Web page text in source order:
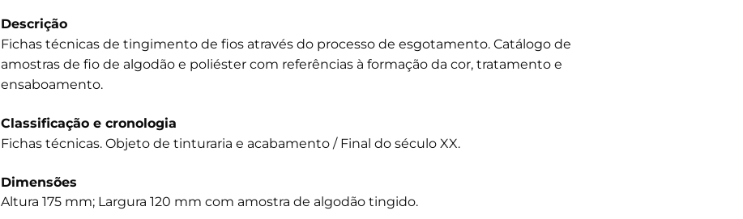
Descrição
Fichas técnicas de tingimento de fios através do processo de esgotamento. Catálogo de
amostras de fio de algodão e poliéster com referências à formação da cor, tratamento e
ensaboamento.
Classificação e cronologia
Fichas técnicas. Objeto de tinturaria e acabamento / Final do século XX.
Dimensões
Altura 175 mm; Largura 120 mm com amostra de algodão tingido.